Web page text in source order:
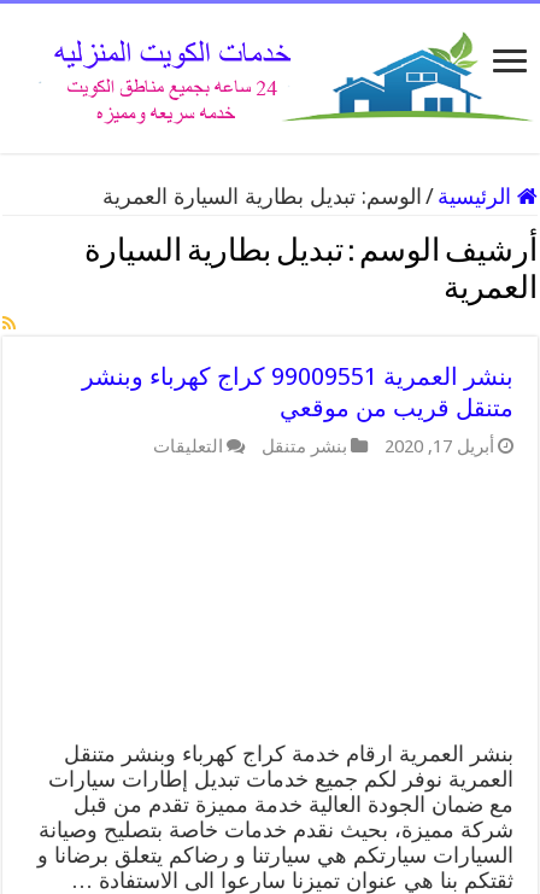
الرئيسية / الوسم:تبديل بطارية السيارة العمرية
أرشيف الوسم :تبديل بطارية السيارة
العمرية
بنشر العمرية 99009551 كراج كهرباء وبنشر
متنقل قريب من موقعي
أبريل 17, 2020 بنشر متنقل التعليقات
بنشر العمرية ارقام خدمة كراج كهرباء وبنشر متنقل
العمرية نوفر لكم جميع خدمات تبديل إطارات سيارات
مع ضمان الجودة العالية خدمة مميزة تقدم من قبل
شركة مميزة، بحيث نقدم خدمات خاصة بتصليح وصيانة
السيارات سيارتكم هي سيارتنا و رضاكم يتعلق برضانا و
ثقتكم بنا هي عنوان تميزنا سارعوا الى الاستفادة …